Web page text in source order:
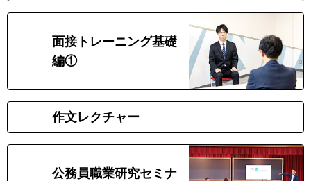
面接トレーニング基礎
編①
作文レクチャー
公務員職業研究セミナ